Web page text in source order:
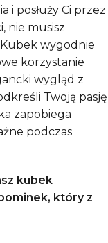
i posłuży Ci przez
nie musisz
wygodnie
korzystanie
wygląd z
Twoją pasję
zapobiega
podczas
kubek
który z